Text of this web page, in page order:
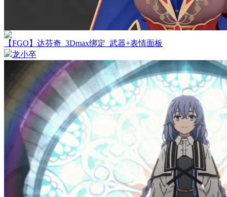
【FGO】达芬奇_3Dmax绑定_武器+表情面板
龙小卒